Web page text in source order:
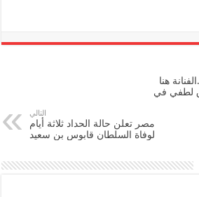
هنا
لطفي في
التالي
مصر تعلن حالة الحداد ثلاثة أيام
لوفاة السلطان قابوس بن سعيد